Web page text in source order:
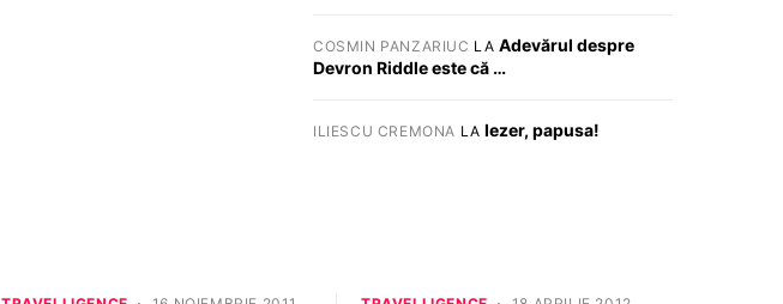
COSMIN PANZARIUC LA Adevărul despre
Devron Riddle este că …
ILIESCU CREMONA LA Iezer, papusa!